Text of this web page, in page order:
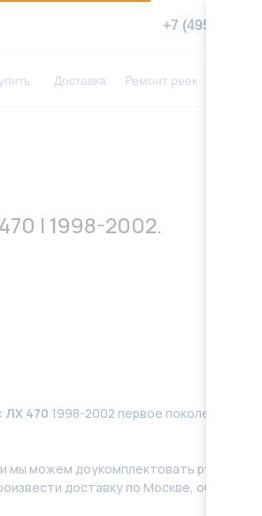
+7 (495) 783-
Доставка Ремонт реек
I 1998-2002.
ЛХ 470 1998-2002 первое поколение,
мoжем дoукомплeктoвать pулевую
доставку по Москве, области.